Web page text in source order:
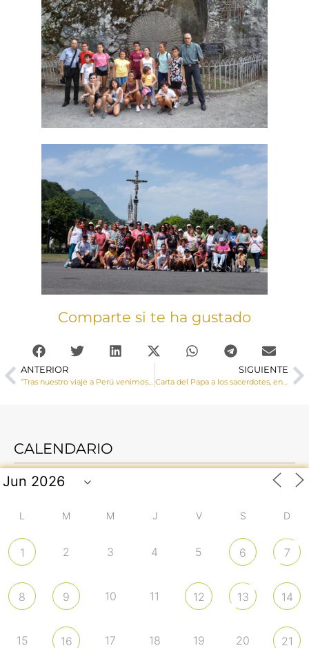
Comparte si te ha gustado
ANTERIOR
“Tras nuestro viaje a Perú venimos con el corazón un poco más grande”
SIGUIENTE
Carta del Papa a los sacerdotes, en el 160 aniversario de la muerte del Santo Cura de Ars
CALENDARIO
L M M J V S D
1 2 3 4 5 6 7
8 9 10 11 12 13 14
15 16 17 18 19 20 21